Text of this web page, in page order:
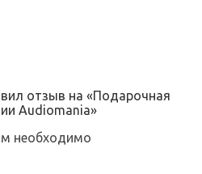
отзыв на «Подарочная
Audiomania»
необходимо